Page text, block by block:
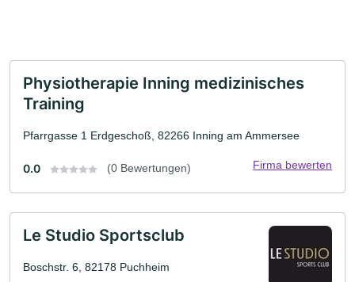
Physiotherapie Inning medizinisches
Training
Pfarrgasse 1 Erdgeschoß, 82266 Inning am Ammersee
0.0 (0 Bewertungen) Firma bewerten
Le Studio Sportsclub
Boschstr. 6, 82178 Puchheim